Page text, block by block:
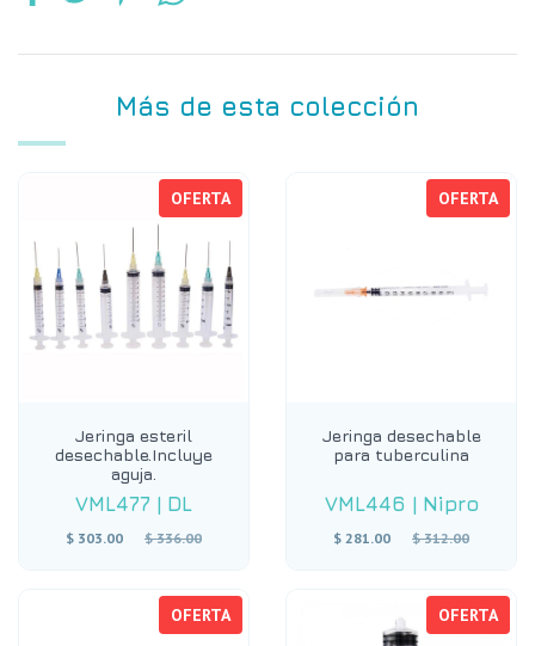
Más de esta colección
OFERTA
Jeringa esteril
desechable.Incluye
aguja.
VML477 | DL
$ 303.00
Precio
$ 336.00
OFERTA
Jeringa desechable
para tuberculina
VML446 | Nipro
$ 281.00
Precio
$ 312.00
OFERTA OFERTA